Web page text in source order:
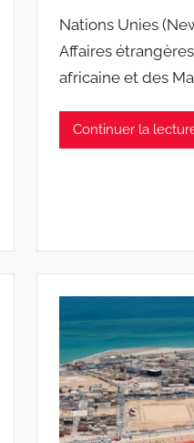
Nations Unies
Affaires
africaine et des
Continuer la